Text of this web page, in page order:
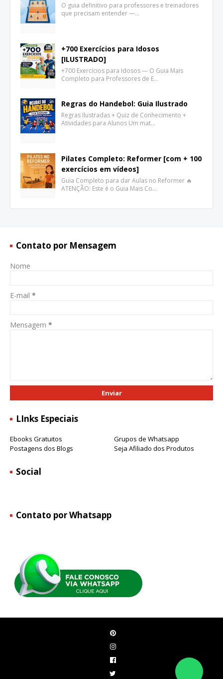
O guia definitivo para professores e treinadores
que precisam entender —…
+700 Exercícios para Idosos
[ILUSTRADO]
+700 Exercícios para Idosos — O Guia Mais
Completo para Professores de E…
Regras do Handebol: Guia Ilustrado
Regras Ilustradas + Quiz de Conhecimento +
Atividades para Alunos Um mat…
Pilates Completo: Reformer [com + 100
exercícios em vídeos]
Guia Completo para dar Aulas no Reformer 🔥
ATENÇÃO: Este é o Guia Mais Co…
Contato por Mensagem
Nome
E-mail *
Mensagem *
LInks Especiais
Ebooks Gratuitos
Grupos de Whatsapp
Postagens dos Blogs
Seja Afiliado dos Produtos
Social
Contato por Whatsapp